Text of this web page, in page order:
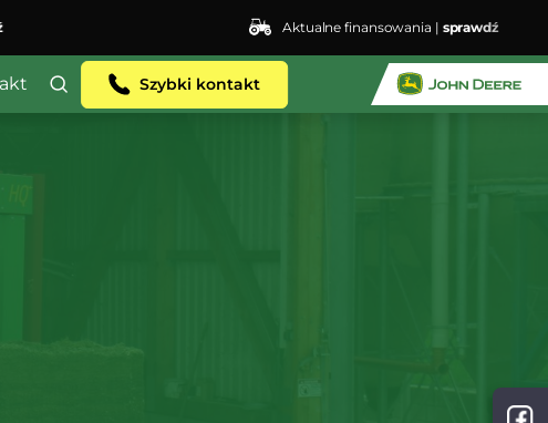
klient.dhosting.pl/lswis6155/agro-siec.pl-
Aktualne finansowania |sprawdź
Szybki kontakt